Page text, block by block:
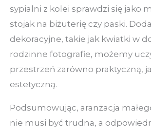
sypialni z kolei sprawdzi się jako
stojak na biżuterię czy paski.
dekoracyjne, takie jak kwiatki w
rodzinne fotografie, możemy
przestrzeń zarówno praktyczną,
estetyczną.
Podsumowując, aranżacja
nie musi być trudna, a